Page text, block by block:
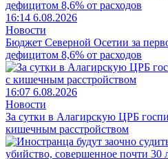
16:14 6.08.2026
Новости
Бюджет Северной Осетии за
дефицитом 8,6% от расходов
16:07 6.08.2026
Новости
За сутки в Алагирскую ЦРБ
кишечным расстройством